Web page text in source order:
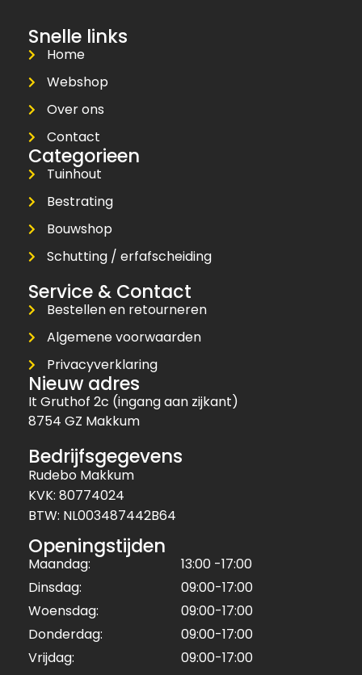
Snelle links
Home
Webshop
Over ons
Contact
Categorieen
Tuinhout
Bestrating
Bouwshop
Schutting / erfafscheiding
Service & Contact
Bestellen en retourneren
Algemene voorwaarden
Privacyverklaring
Nieuw adres
It Gruthof 2c (ingang aan zijkant)
8754 GZ Makkum
Bedrijfsgegevens
Rudebo Makkum
KVK: 80774024
BTW: NL003487442B64
Openingstijden
Maandag:
13:00 -17:00
Dinsdag:
09:00-17:00
Woensdag:
09:00-17:00
Donderdag:
09:00-17:00
Vrijdag:
09:00-17:00